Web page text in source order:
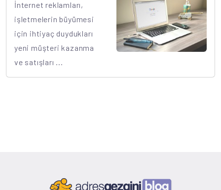
İnternet reklamları,
işletmelerin büyümesi
için ihtiyaç duydukları
yeni müşteri kazanma
ve satışları ...